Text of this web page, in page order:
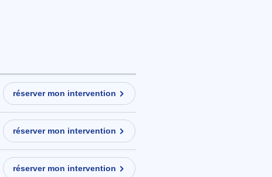
réserver mon intervention
réserver mon intervention
réserver mon intervention